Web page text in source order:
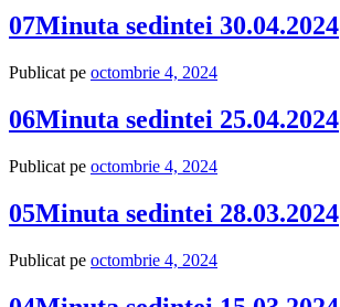
07Minuta sedintei 30.04.2024
Publicat pe octombrie 4, 2024
06Minuta sedintei 25.04.2024
Publicat pe octombrie 4, 2024
05Minuta sedintei 28.03.2024
Publicat pe octombrie 4, 2024